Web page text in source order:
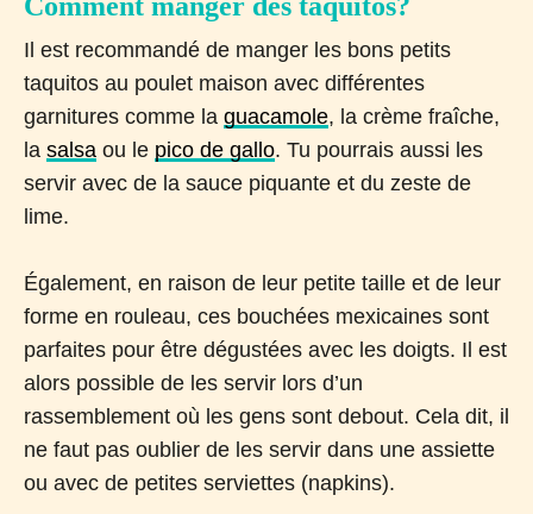
Il est recommandé de manger les bons petits
taquitos au poulet maison avec différentes
garnitures comme la guacamole, la crème fraîche,
la salsa ou le pico de gallo. Tu pourrais aussi les
servir avec de la sauce piquante et du zeste de
lime.
Également, en raison de leur petite taille et de leur
forme en rouleau, ces bouchées mexicaines sont
parfaites pour être dégustées avec les doigts. Il est
alors possible de les servir lors d’un
rassemblement où les gens sont debout. Cela dit, il
ne faut pas oublier de les servir dans une assiette
ou avec de petites serviettes (napkins).